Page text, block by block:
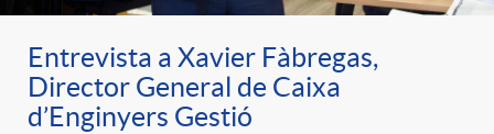
Entrevista a Xavier Fàbregas,
Director General de Caixa
d’Enginyers Gestió